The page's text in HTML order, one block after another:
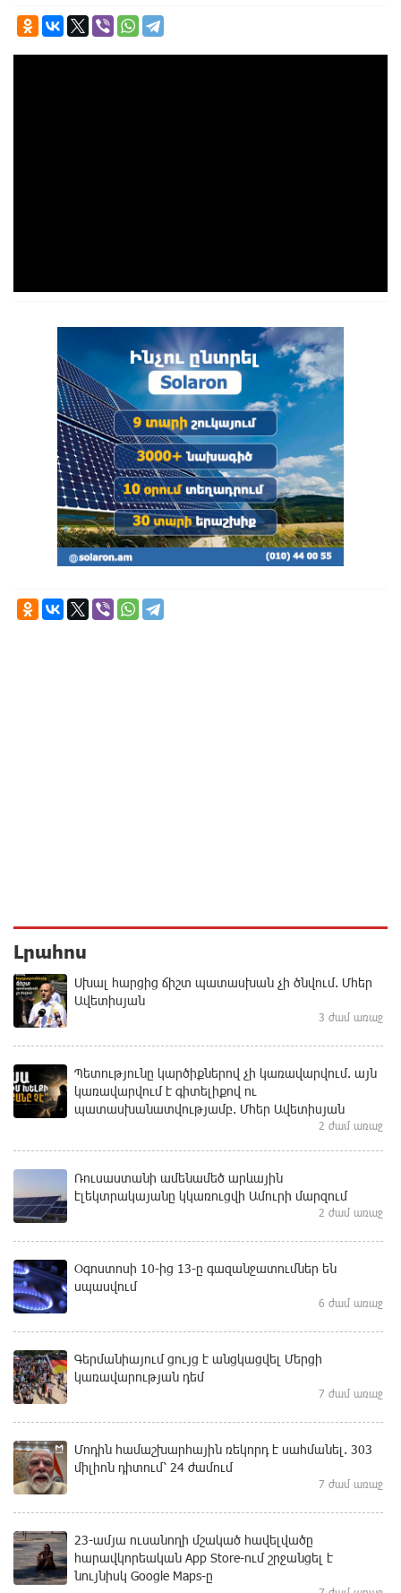
Լրահոս
Սխալ հարցից ճիշտ պատասխան չի ծնվում. Մհեր
Ավետիսյան
3 ժամ առաջ
Պետությունը կարծիքներով չի կառավարվում. այն
կառավարվում է գիտելիքով ու
պատասխանատվությամբ. Մհեր Ավետիսյան
2 ժամ առաջ
Ռուսաստանի ամենամեծ արևային
էլեկտրակայանը կկառուցվի Ամուրի մարզում
2 ժամ առաջ
Օգոստոսի 10-ից 13-ը գազանջատումներ են
սպասվում
6 ժամ առաջ
Գերմանիայում ցույց է անցկացվել Մերցի
կառավարության դեմ
7 ժամ առաջ
Մոդին համաշխարհային ռեկորդ է սահմանել. 303
միլիոն դիտում՝ 24 ժամում
7 ժամ առաջ
23-ամյա ուսանողի մշակած հավելվածը
հարավկորեական App Store-ում շրջանցել է
նույնիսկ Google Maps-ը